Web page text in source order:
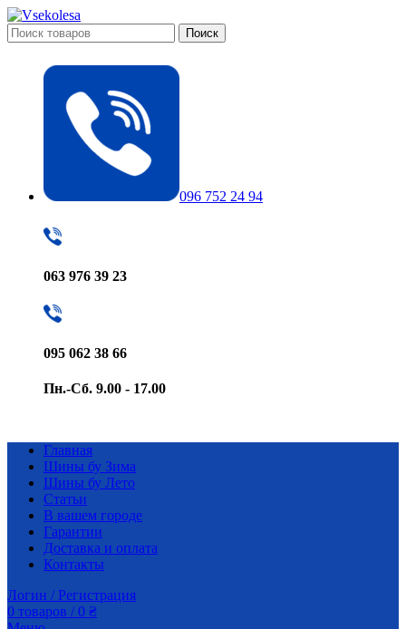
Поиск
096 752 24 94
063 976 39 23
095 062 38 66
Пн.-Сб. 9.00 - 17.00
Главная
Шины бу Зима
Шины бу Лето
Статьи
В вашем городе
Гарантии
Доставка и оплата
Контакты
Логин / Регистрация
0 товаров / 0 ₴